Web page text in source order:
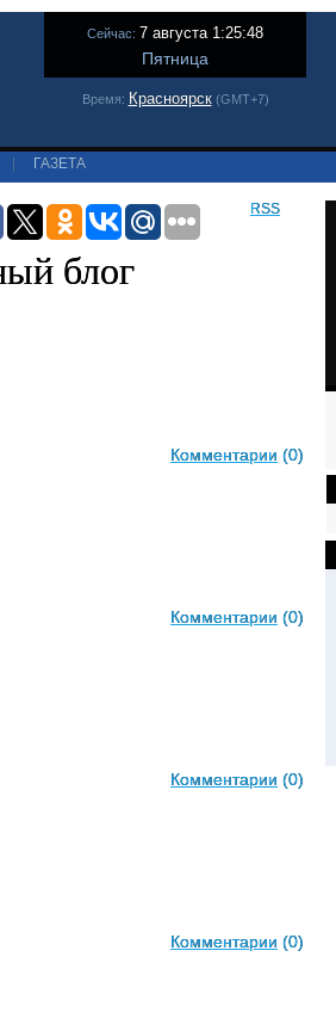
Сейчас: 7 августа 1:25:48
Пятница
Время: Красноярск(GMT+7)
ГАЗЕТА
RSS
блог
Комментарии (0)
Комментарии (0)
Комментарии (0)
Комментарии (0)